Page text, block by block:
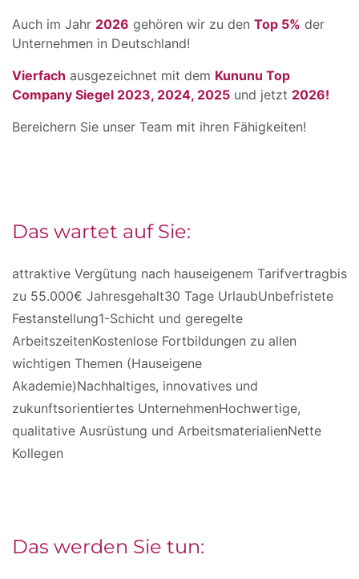
Auch im Jahr 2026 gehören wir zu den Top 5% der
Unternehmen in Deutschland!
Vierfach ausgezeichnet mit dem Kununu Top
Company Siegel 2023, 2024, 2025 und jetzt 2026!
Bereichern Sie unser Team mit ihren Fähigkeiten!
Das wartet auf Sie:
attraktive Vergütung nach hauseigenem Tarifvertragbis
zu 55.000€ Jahresgehalt30 Tage UrlaubUnbefristete
Festanstellung1-Schicht und geregelte
ArbeitszeitenKostenlose Fortbildungen zu allen
wichtigen Themen (Hauseigene
Akademie)Nachhaltiges, innovatives und
zukunftsorientiertes UnternehmenHochwertige,
qualitative Ausrüstung und ArbeitsmaterialienNette
Kollegen
Das werden Sie tun: